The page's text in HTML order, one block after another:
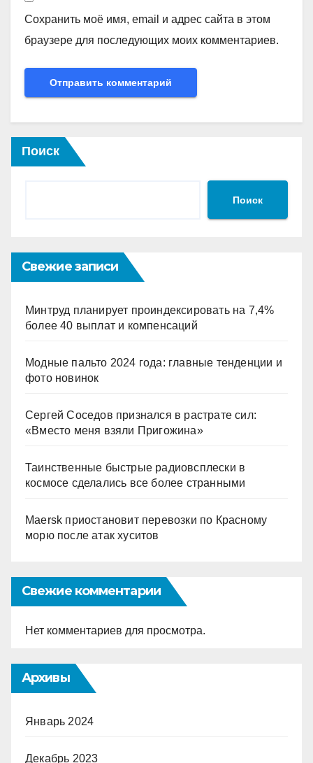
Сохранить моё имя, email и адрес сайта в этом
браузере для последующих моих комментариев.
Поиск
Поиск
Свежие записи
Минтруд планирует проиндексировать на 7,4%
более 40 выплат и компенсаций
Модные пальто 2024 года: главные тенденции и
фото новинок
Сергей Соседов признался в растрате сил:
«Вместо меня взяли Пригожина»
Таинственные быстрые радиовсплески в
космосе сделались все более странными
Maersk приостановит перевозки по Красному
морю после атак хуситов
Свежие комментарии
Нет комментариев для просмотра.
Архивы
Январь 2024
Декабрь 2023